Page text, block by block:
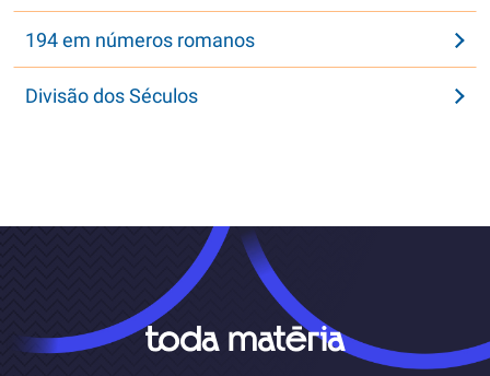
194 em números romanos
Divisão dos Séculos